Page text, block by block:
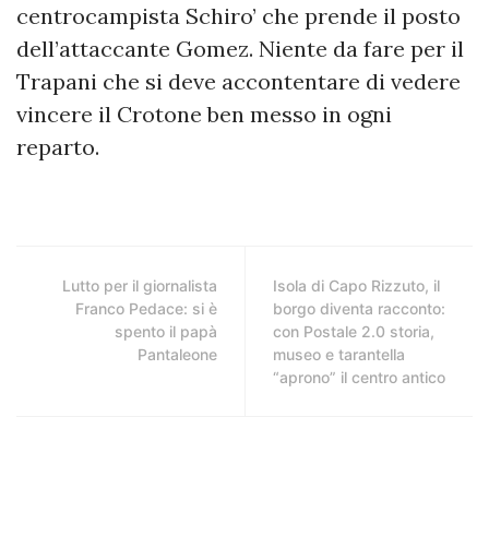
centrocampista Schiro’ che prende il posto
dell’attaccante Gomez. Niente da fare per il
Trapani che si deve accontentare di vedere
vincere il Crotone ben messo in ogni
reparto.
Lutto per il giornalista
Franco Pedace: si è
spento il papà
Pantaleone
Isola di Capo Rizzuto, il
borgo diventa racconto:
con Postale 2.0 storia,
museo e tarantella
“aprono” il centro antico